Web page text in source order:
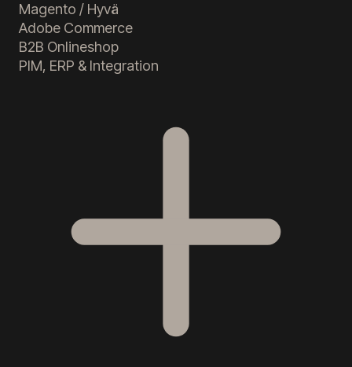
Magento / Hyvä
Adobe Commerce
B2B Onlineshop
PIM, ERP & Integration